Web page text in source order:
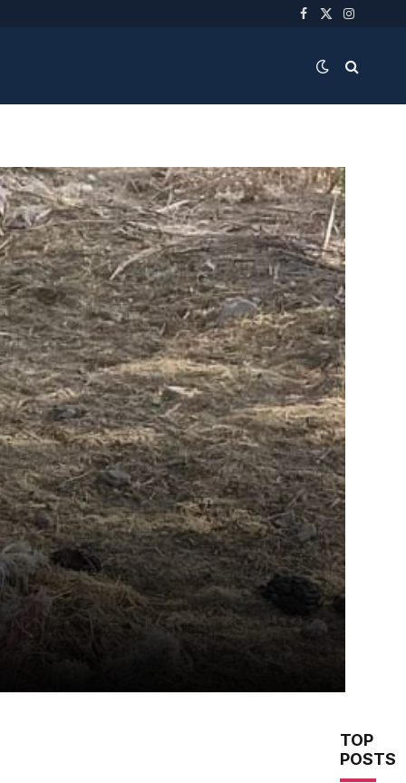
Facebook
X
TOP
POSTS